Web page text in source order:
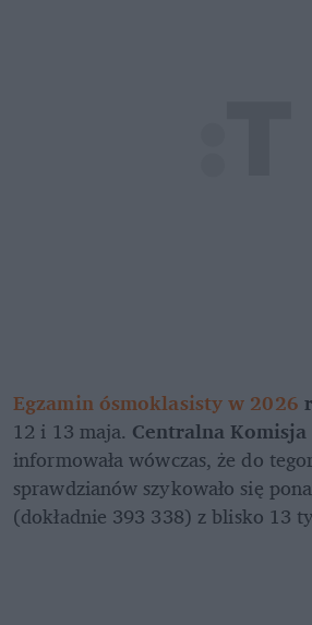
Egzamin ósmoklasisty w 2026
12 i 13 maja. Centralna
informowała wówczas, że do
sprawdzianów szykowało się
(dokładnie 393 338) z blisko 13